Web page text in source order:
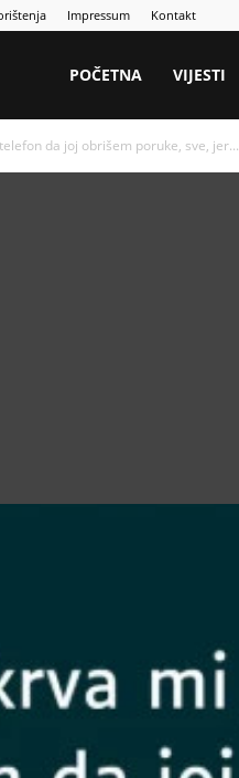
Impressum Kontakt
POČETNA VIJESTI
da joj obrišem poruke, sve, jer...